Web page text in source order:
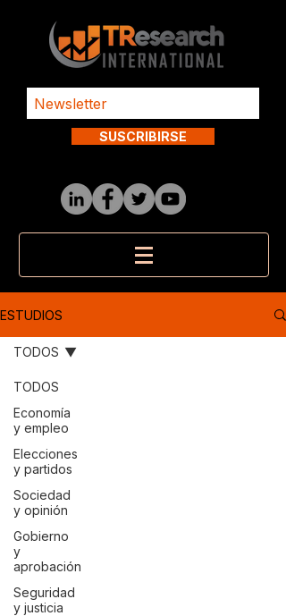
SUSCRIBIRSE
ESTUDIOS
TODOS
Economía
y empleo
Elecciones
y partidos
Sociedad
y opinión
Gobierno
y
aprobación
Seguridad
y justicia
TODOS